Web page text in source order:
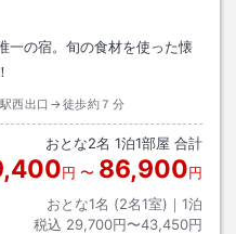
一の宿。旬の食材を使った懐
西出口→徒歩約７分
おとな2名 1泊1部屋 合計
円 〜 86,900円
おとな1名 (2名1室)｜ 1泊
税込 29,700円〜43,450円